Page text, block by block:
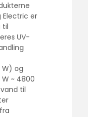
Electric er
til
UV-
og
~ 4800
til